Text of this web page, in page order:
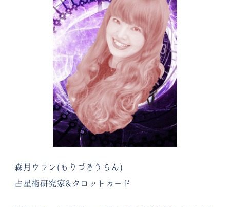
森月ウラン(もりづきうらん)
占星術研究家&タロットカード